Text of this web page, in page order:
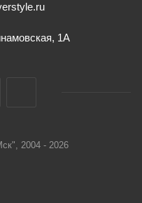
1А
2004 - 2026